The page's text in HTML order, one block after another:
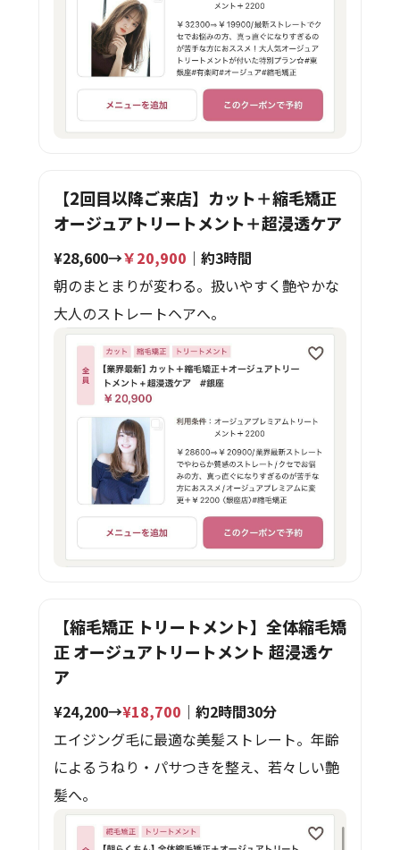
【2回目以降ご来店】カット＋縮毛矯正
オージュアトリートメント＋超浸透ケア
¥28,600→￥20,900 ｜約3時間
朝のまとまりが変わる。扱いやすく艶やかな
大人のストレートヘアへ。
【縮毛矯正 トリートメント】全体縮毛矯
正 オージュアトリートメント 超浸透ケ
ア
¥24,200→¥18,700 ｜約2時間30分
エイジング毛に最適な美髪ストレート。年齢
によるうねり・パサつきを整え、若々しい艶
髪へ。